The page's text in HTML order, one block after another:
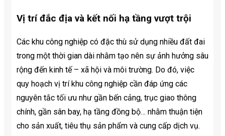
Vị trí đắc địa và kết nối hạ tầng vượt trội
Các khu công nghiệp có đặc thù sử dụng nhiều đất đai
trong một thời gian dài nhằm tạo nên sự ảnh hưởng sâu
rộng đến kinh tế – xã hội và môi trường. Do đó, việc
quy hoạch vị trí khu công nghiệp cần đáp ứng các
nguyên tắc tối ưu như gần bến cảng, trục giao thông
chính, gần sân bay, hạ tầng đồng bộ… nhằm thuận tiện
cho sản xuất, tiêu thụ sản phẩm và cung cấp dịch vụ.